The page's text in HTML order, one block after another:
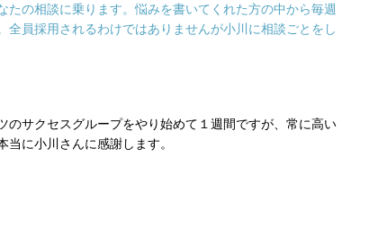
たの相談に乗ります。悩みを書いてくれた方の中から毎週
全員採用されるわけではありませんが小川に相談ごとをし
のサクセスグループをやり始めて１週間ですが、常に高い
に小川さんに感謝します。